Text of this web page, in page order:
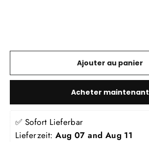
Ajouter au panier
Acheter maintenant
✅ Sofort Lieferbar
Lieferzeit: Aug 07 and Aug 11